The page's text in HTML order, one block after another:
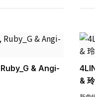
& Angi-
&